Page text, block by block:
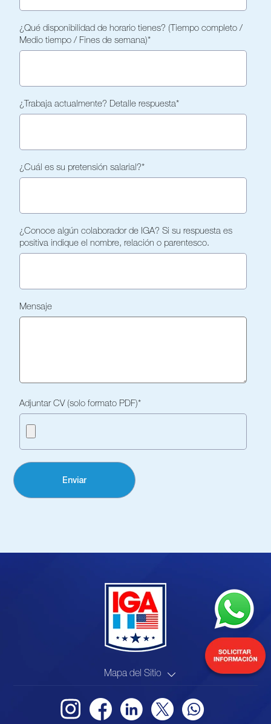
¿Qué disponibilidad de horario tienes? (Tiempo completo /
Medio tiempo / Fines de semana)*
¿Trabaja actualmente? Detalle respuesta*
¿Cuál es su pretensión salarial?*
¿Conoce algún colaborador de IGA? Si su respuesta es
positiva indique el nombre, relación o parentesco.
Mensaje
Adjuntar CV (solo formato PDF)*
Mapa del Sitio